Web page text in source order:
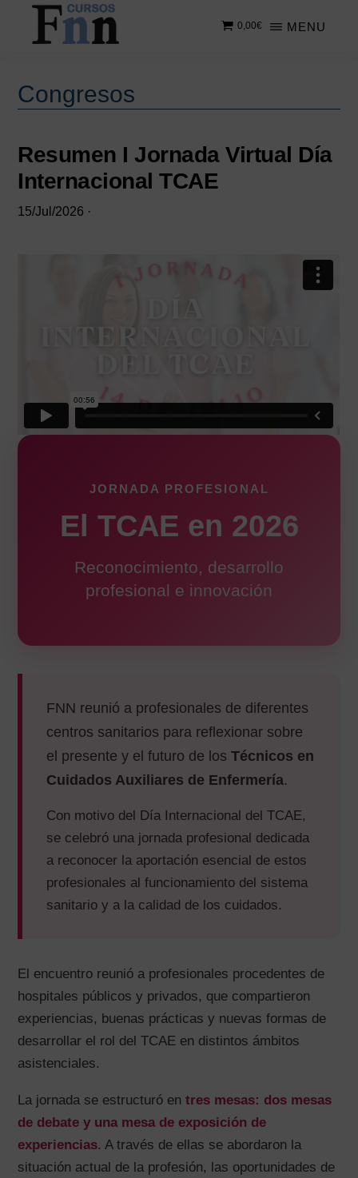
Saltar
contenido
Saltar
lateral
principal
cursos
MENU
0,00€
Congresos
Resumen I Jornada Virtual Día
Internacional TCAE
15/Jul/2026 ·
JORNADA PROFESIONAL
El TCAE en 2026
Reconocimiento, desarrollo
profesional e innovación
FNN reunió a profesionales de diferentes
centros sanitarios para reflexionar sobre
el presente y el futuro de losTécnicos en
Cuidados Auxiliares de Enfermería.
Con motivo del Día Internacional del TCAE,
se celebró una jornada profesional dedicada
a reconocer la aportación esencial de estos
profesionales al funcionamiento del sistema
sanitario y a la calidad de los cuidados.
El encuentro reunió a profesionales procedentes de
hospitales públicos y privados, que compartieron
experiencias, buenas prácticas y nuevas formas de
desarrollar el rol del TCAE en distintos ámbitos
asistenciales.
La jornada se estructuró entres mesas: dos mesas
de debate y una mesa de exposición de
experiencias. A través de ellas se abordaron la
situación actual de la profesión, las oportunidades de